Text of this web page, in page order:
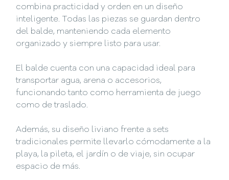
combina practicidad y orden en un diseño
inteligente. Todas las piezas se guardan dentro
del balde, manteniendo cada elemento
organizado y siempre listo para usar.
El balde cuenta con una capacidad ideal para
transportar agua, arena o accesorios,
funcionando tanto como herramienta de juego
como de traslado.
Además, su diseño liviano frente a sets
tradicionales permite llevarlo cómodamente a la
playa, la pileta, el jardín o de viaje, sin ocupar
espacio de más.